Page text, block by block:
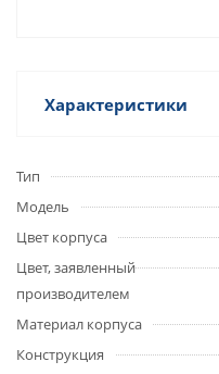
Характеристики
Тип
Модель
Цвет корпуса
Цвет, заявленный
производителем
Материал корпуса
Конструкция